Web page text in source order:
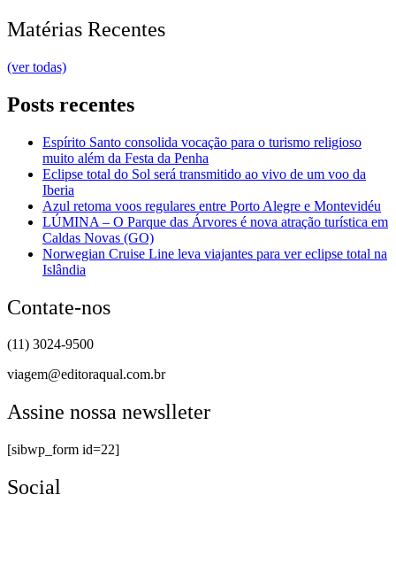
Matérias Recentes
(ver todas)
Posts recentes
Espírito Santo consolida vocação para o turismo religioso
muito além da Festa da Penha
Eclipse total do Sol será transmitido ao vivo de um voo da
Iberia
Azul retoma voos regulares entre Porto Alegre e Montevidéu
LÚMINA – O Parque das Árvores é nova atração turística em
Caldas Novas (GO)
Norwegian Cruise Line leva viajantes para ver eclipse total na
Islândia
Contate-nos
(11) 3024-9500
viagem@editoraqual.com.br
Assine nossa newslleter
[sibwp_form id=22]
Social